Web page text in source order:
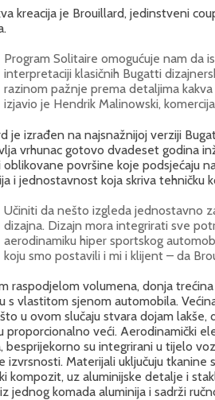
kreacija je Brouillard, jedinstveni
Program Solitaire omogućuje nam da
interpretaciji klasičnih Bugatti
razinom pažnje prema detaljima
izjavio je Hendrik Malinowski,
je izrađen na najsnažnijoj verziji
vrhunac gotovo dvadeset godina
oblikovane površine koje podsjećaju
i jednostavnost koja skriva tehničku
Učiniti da nešto izgleda jednostavno
dizajna. Dizajn mora integrirati sve
aerodinamiku hiper sportskog
koju smo postavili i mi i klijent – da
raspodjelom volumena, donja
s vlastitom sjenom automobila.
u ovom slučaju stvara dojam
proporcionalno veći. Aerodinamički
besprijekorno su integrirani u tijelo
izvrsnosti. Materijali uključuju
kompozit, uz aluminijske detalje i
jednog komada aluminija i sadrži